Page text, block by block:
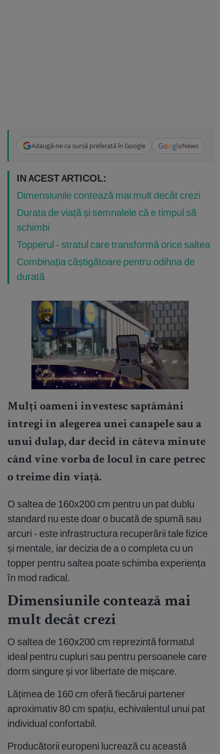
Adaugă-ne ca sursă preferată în Google GoogleNews
IN ACEST ARTICOL:
Dimensiunile contează mai mult decât crezi
Durata de viață și semnalele că e timpul să
schimbi
Topperul - stratul care transformă orice saltea
Combinația câștigătoare pentru odihna de
durată
Mulți oameni investesc saptămâni
întregi în alegerea unei canapele sau a
unui dulap, dar decid în câteva minute
când vine vorba de locul în care petrec
o treime din viață.
O saltea de 160x200 cm pentru un pat dublu
standard nu este doar o bucată de spumă sau
arcuri - este infrastructura recuperării tale fizice
și mentale, iar decizia de a o completa cu un
topper pentru saltea poate schimba experiența
în mod radical.
Dimensiunile contează mai
mult decât crezi
O saltea de 160x200 cm reprezintă formatul
ideal pentru cupluri sau pentru persoanele care
dorm singure și vor libertate de mișcare.
Lățimea de 160 cm oferă fiecărui partener
aproximativ 80 cm spațiu, echivalentul unui pat
individual confortabil.
Producătorii europeni lucrează cu această